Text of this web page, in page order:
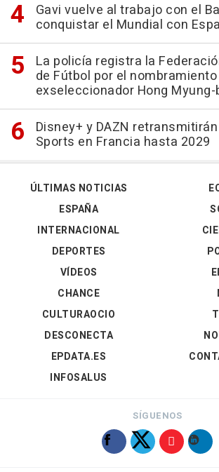
Gavi vuelve al trabajo con el
conquistar el Mundial con
La policía registra la
de Fútbol por el
exseleccionador Hong Myung-
Disney+ y DAZN
Sports en Francia hasta 2029
ÚLTIMAS NOTICIAS
ESPAÑA
INTERNACIONAL
DEPORTES
VÍDEOS
CHANCE
CULTURAOCIO
DESCONECTA
EPDATA.ES
INFOSALUS
SÍGUENOS